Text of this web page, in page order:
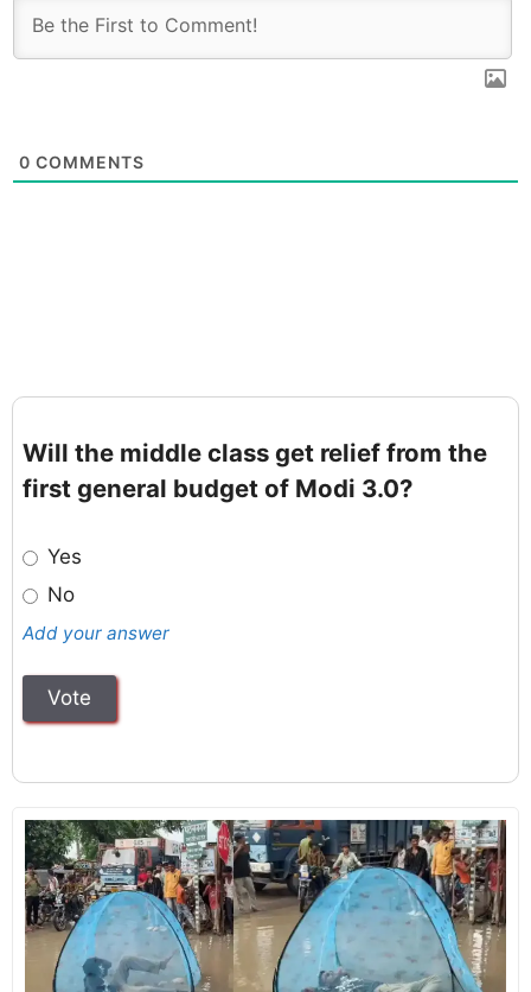
0 COMMENTS
Will the middle class get relief from the
first general budget of Modi 3.0?
Yes
No
Add your answer